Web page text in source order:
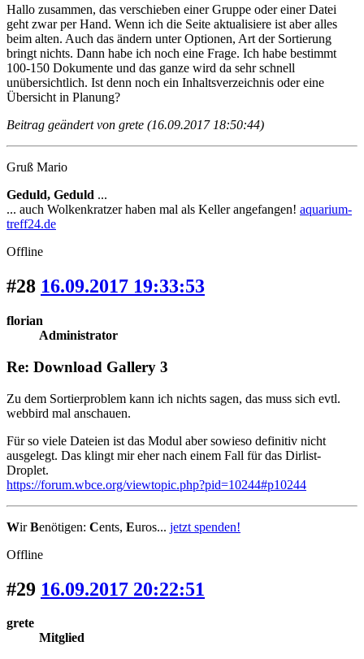
Hallo zusammen, das verschieben einer Gruppe oder einer Datei
geht zwar per Hand. Wenn ich die Seite aktualisiere ist aber alles
beim alten. Auch das ändern unter Optionen, Art der Sortierung
bringt nichts. Dann habe ich noch eine Frage. Ich habe bestimmt
100-150 Dokumente und das ganze wird da sehr schnell
unübersichtlich. Ist denn noch ein Inhaltsverzeichnis oder eine
Übersicht in Planung?
Beitrag geändert von grete (16.09.2017 18:50:44)
Gruß Mario
Geduld, Geduld ...
... auch Wolkenkratzer haben mal als Keller angefangen! aquarium-
treff24.de
Offline
#28 16.09.2017 19:33:53
florian
Administrator
Re: Download Gallery 3
Zu dem Sortierproblem kann ich nichts sagen, das muss sich evtl.
webbird mal anschauen.
Für so viele Dateien ist das Modul aber sowieso definitiv nicht
ausgelegt. Das klingt mir eher nach einem Fall für das Dirlist-
Droplet.
https://forum.wbce.org/viewtopic.php?pid=10244#p10244
WirBenötigen: Cents, Euros... jetzt spenden!
Offline
#29 16.09.2017 20:22:51
grete
Mitglied